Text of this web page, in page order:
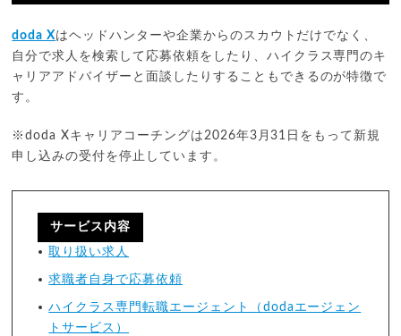
doda Xはヘッドハンターや企業からのスカウトだけでなく、
自分で求人を検索して応募依頼をしたり、ハイクラス専門のキ
ャリアアドバイザーと面談したりすることもできるのが特徴で
す。
※doda Xキャリアコーチングは2026年3月31日をもって新規
申し込みの受付を停止しています。
サービス内容
取り扱い求人
求職者自身で応募依頼
ハイクラス専門転職エージェント（dodaエージェン
トサービス）